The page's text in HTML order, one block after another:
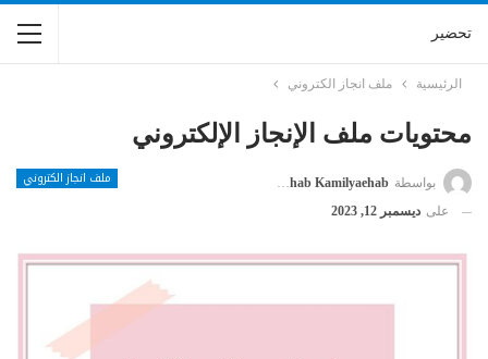
تحضير
الرئيسية ملف انجاز الكتروني
محتويات ملف الإنجاز الإلكتروني
ملف انجاز الكتروني بواسطة Kamilyaehab Kamilyaehab
على ديسمبر 12, 2023